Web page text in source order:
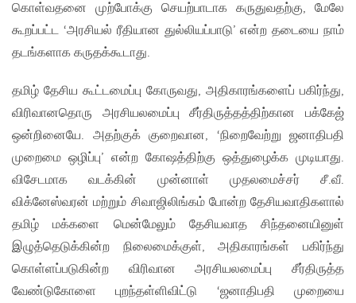
கொள்வதனை முற்போக்கு செயற்பாடாக கருதுவதற்கு, மேலே
கூறப்பட்ட ‘அரசியல் ரீதியான துல்லியப்பாடு’ என்ற தடையை நாம்
தடங்களாக கருதக்கூடாது.
தமிழ் தேசிய கூட்டமைப்பு கோருவது, அதிகாரங்களைப் பகிர்ந்து,
விரிவானதொரு அரசியலமைப்பு சீர்திருத்தத்திற்கான பக்கேஜ்
ஒன்றினையே. அதற்குக் குறைவான, ‘நிறைவேற்று ஜனாதிபதி
முறைமை ஒழிப்பு’ என்ற கோஷத்திற்கு ஒத்துழைக்க முடியாது.
விசேடமாக வடக்கின் முன்னாள் முதலமைச்சர் சீ.வீ.
விக்னேஸ்வரன் மற்றும் சிவாஜிலிங்கம் போன்ற தேசியவாதிகளால்
தமிழ் மக்களை மென்மேலும் தேசியவாத சிந்தனையினுள்
இழுத்தெடுக்கின்ற நிலைமைக்குள், அதிகாரங்கள் பகிர்ந்து
கொள்ளப்படுகின்ற விரிவான அரசியலமைப்பு சீர்திருத்த
வேண்டுகோளை புறந்தள்ளிவிட்டு ‘ஜனாதிபதி முறையை